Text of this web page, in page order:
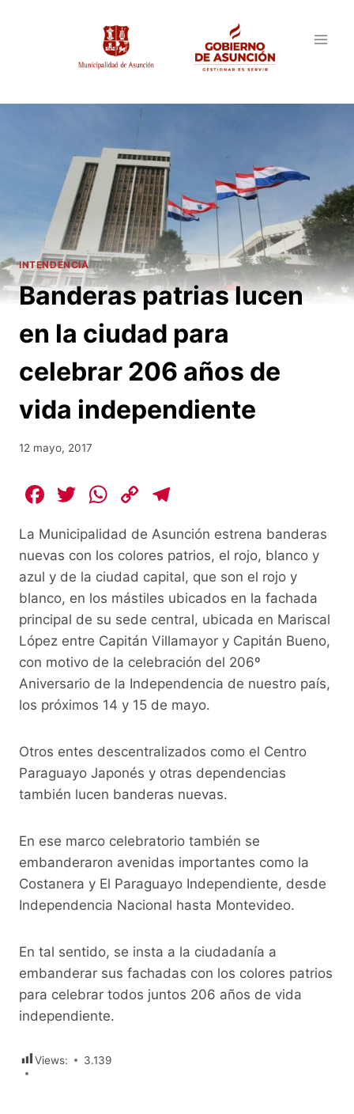
INTENDENCIA
Banderas patrias lucen
en la ciudad para
celebrar 206 años de
vida independiente
12 mayo, 2017
F
c
e
b
o
o
k
T
itt
er
W
at
s
A
p
p
C
p
y
Li
n
k
e
gr
a
m
La Municipalidad de Asunción estrena banderas
nuevas con los colores patrios, el rojo, blanco y
azul y de la ciudad capital, que son el rojo y
blanco, en los mástiles ubicados en la fachada
principal de su sede central, ubicada en Mariscal
López entre Capitán Villamayor y Capitán Bueno,
con motivo de la celebración del 206º
Aniversario de la Independencia de nuestro país,
los próximos 14 y 15 de mayo.
Otros entes descentralizados como el Centro
Paraguayo Japonés y otras dependencias
también lucen banderas nuevas.
En ese marco celebratorio también se
embanderaron avenidas importantes como la
Costanera y El Paraguayo Independiente, desde
Independencia Nacional hasta Montevideo.
En tal sentido, se insta a la ciudadanía a
embanderar sus fachadas con los colores patrios
para celebrar todos juntos 206 años de vida
independiente.
Views: 3.139